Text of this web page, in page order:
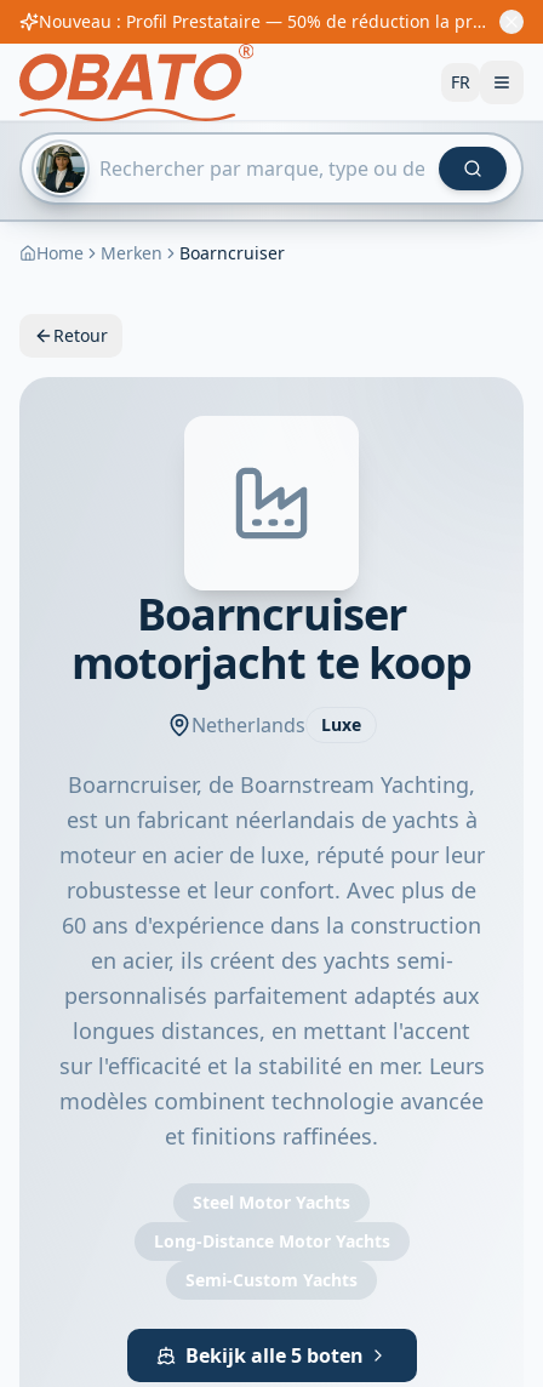
Nouveau : Profil Prestataire — 50% de réduction la première année ! À partir de 60€/an
FR
Home Merken Boarncruiser
Retour
Boarncruiser
motorjacht te koop
Netherlands Luxe
Boarncruiser, de Boarnstream Yachting,
est un fabricant néerlandais de yachts à
moteur en acier de luxe, réputé pour leur
robustesse et leur confort. Avec plus de
60 ans d'expérience dans la construction
en acier, ils créent des yachts semi-
personnalisés parfaitement adaptés aux
longues distances, en mettant l'accent
sur l'efficacité et la stabilité en mer. Leurs
modèles combinent technologie avancée
et finitions raffinées.
Steel Motor Yachts
Long-Distance Motor Yachts
Semi-Custom Yachts
Bekijk alle 5 boten